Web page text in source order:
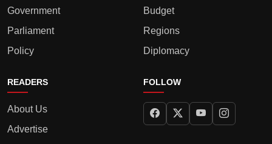
Government
Parliament
Policy
Budget
Regions
Diplomacy
READERS
About Us
Advertise
FOLLOW